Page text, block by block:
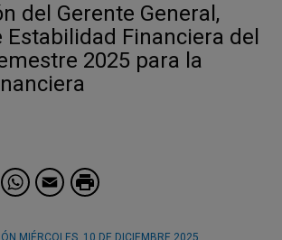
del Gerente General,
Estabilidad Financiera del
2025 para la
LinkedIn
WhatsApp
Email